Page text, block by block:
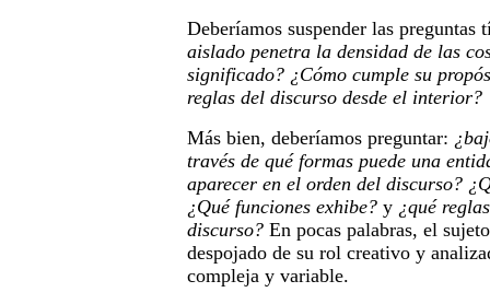
Deberíamos suspender las preguntas
aislado penetra la densidad de las
significado? ¿Cómo cumple su
reglas del discurso desde el interior?
Más bien, deberíamos preguntar:
través de qué formas puede una
aparecer en el orden del discurso?
¿Qué funciones exhibe? y ¿qué
discurso? En pocas palabras, el
despojado de su rol creativo y
compleja y variable.